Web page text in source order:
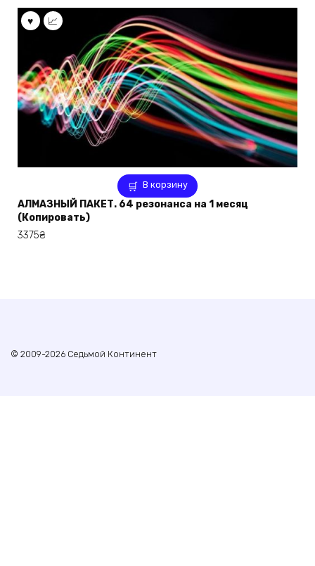
В корзину
АЛМАЗНЫЙ ПАКЕТ. 64 резонанса на 1 месяц
(Копировать)
3375₴
© 2009-2026 Седьмой Континент